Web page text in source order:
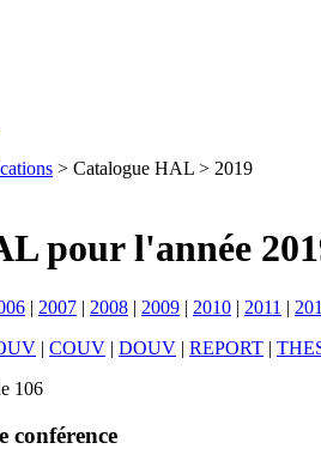
> Catalogue HAL > 2019
pour l'année
| 2007 | 2008 | 2009 | 2010 | 2011 |
| COUV | DOUV | REPORT |
106
conférence